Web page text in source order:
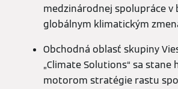
medzinárodnej spolupráce v
globálnym klimatickým
Obchodná oblasť skupiny
„Climate Solutions“ sa stane
motorom stratégie rastu